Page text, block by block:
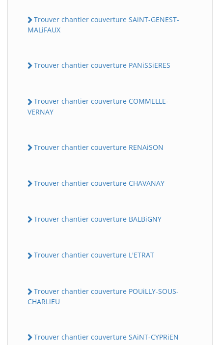
Trouver chantier couverture SAiNT-GENEST-
MALiFAUX
Trouver chantier couverture PANiSSiERES
Trouver chantier couverture COMMELLE-
VERNAY
Trouver chantier couverture RENAiSON
Trouver chantier couverture CHAVANAY
Trouver chantier couverture BALBiGNY
Trouver chantier couverture L'ETRAT
Trouver chantier couverture POUiLLY-SOUS-
CHARLiEU
Trouver chantier couverture SAiNT-CYPRiEN